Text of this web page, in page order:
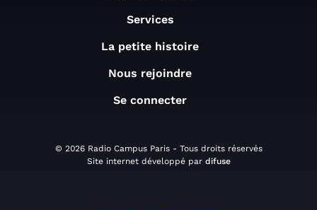
Services
La petite histoire
Nous rejoindre
Se connecter
© 2026 Radio Campus Paris - Tous droits réservés
Site internet développé par difuse